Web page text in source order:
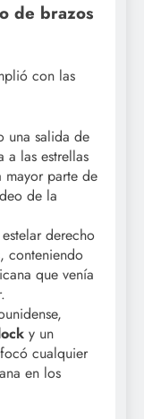
de brazos
con las
una salida de
a las estrellas
mayor parte de
de la
derecho
conteniendo
que venía
y un
cualquier
en los